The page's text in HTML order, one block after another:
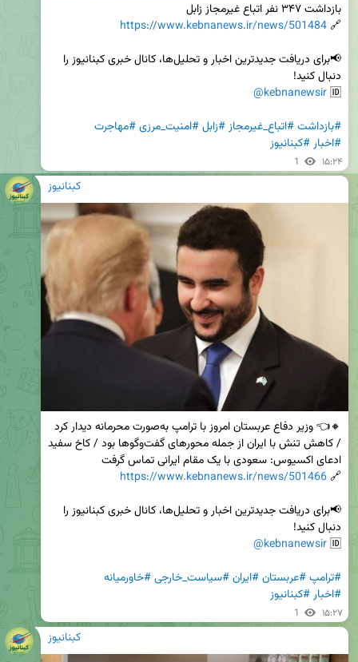
🔗
https://www.kebnanews.ir/news/501484
🆔
@kebnanewsir
#بازداشت#اتباع_غیرمجاز#زابل#امنیت_مرزی#مهاجرت
#اخبار#کبنانیوز
1 ۱۵:۲۴
کبنانیوز
🔗
https://www.kebnanews.ir/news/501466
🆔
@kebnanewsir
#ترامپ#عربستان#ایران#سیاست_خارجی#خاورمیانه
#اخبار#کبنانیوز
1 ۱۵:۲۷
کبنانیوز